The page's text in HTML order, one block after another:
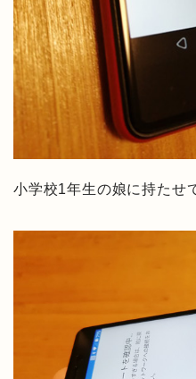
小学校1年生の娘に持たせ